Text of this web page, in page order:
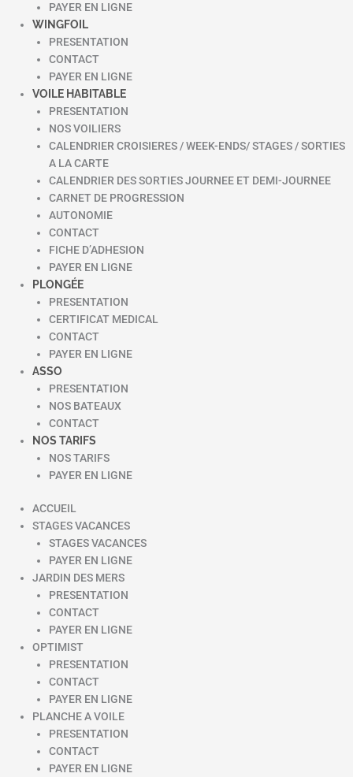
PAYER EN LIGNE
WINGFOIL
PRESENTATION
CONTACT
PAYER EN LIGNE
VOILE HABITABLE
PRESENTATION
NOS VOILIERS
CALENDRIER CROISIERES / WEEK-ENDS/ STAGES / SORTIES
A LA CARTE
CALENDRIER DES SORTIES JOURNEE ET DEMI-JOURNEE
CARNET DE PROGRESSION
AUTONOMIE
CONTACT
FICHE D’ADHESION
PAYER EN LIGNE
PLONGÉE
PRESENTATION
CERTIFICAT MEDICAL
CONTACT
PAYER EN LIGNE
ASSO
PRESENTATION
NOS BATEAUX
CONTACT
NOS TARIFS
NOS TARIFS
PAYER EN LIGNE
ACCUEIL
STAGES VACANCES
STAGES VACANCES
PAYER EN LIGNE
JARDIN DES MERS
PRESENTATION
CONTACT
PAYER EN LIGNE
OPTIMIST
PRESENTATION
CONTACT
PAYER EN LIGNE
PLANCHE A VOILE
PRESENTATION
CONTACT
PAYER EN LIGNE